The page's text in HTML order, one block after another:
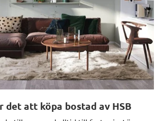
det att köpa bostad av HSB